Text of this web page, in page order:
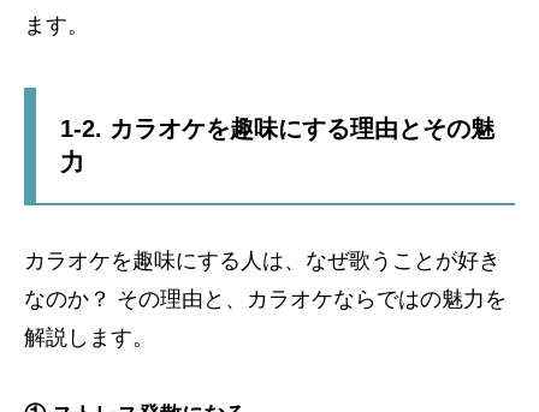
ます。
1-2. カラオケを趣味にする理由とその魅
力
カラオケを趣味にする人は、なぜ歌うことが好き
なのか？ その理由と、カラオケならではの魅力を
解説します。